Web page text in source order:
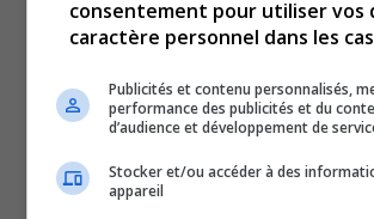
consentement pour utiliser vos
caractère personnel dans les
Publicités et contenu personnalisés,
performance des publicités et du
d’audience et développement de
Stocker et/ou accéder à des
appareil